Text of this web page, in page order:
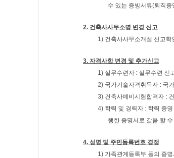
수 있는 증빙서류(퇴직
2. 건축사사무소명 변경 신고
1) 건축사사무소개설 신고확
3. 자격사항 변경 및 추가신고
1) 실무수련자 : 실무수련 신
2) 국가기술자격취득자 : 국
3) 건축사예비시험합격자 :
4) 학력 및 경력자 : 학력 증
행한 증명서로 갈음 할
4. 성명 및 주민등록번호 경정
1) 가족관계등록부 등의 증